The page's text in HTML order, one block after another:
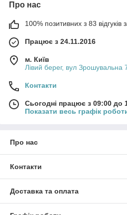
Про нас
100% позитивних з 83 відгуків
Працює з 24.11.2016
м. Київ
Лівий берег, вул Зрошувальна
Контакти
Сьогодні працює з 09:00 до
Показати весь графік
Про нас
Контакти
Доставка та оплата